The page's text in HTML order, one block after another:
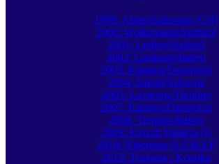
1999: Alpen/Samnaun (CH)
2000: Wolkenstein/Südtirol
2001: Leifers/Südtirol
2002: Gardasee/Italien
2003: Kärnten/Österreich
2004: Salouf/Schweiz
2005: Lavarone/Trentino
2007: Kärnten/Österreich
2008: Trentino/Italien
2009: Foxi di Vallarsa (I)
2010: Alpentour A-CH-I-F
2013: Toskana - Korsika